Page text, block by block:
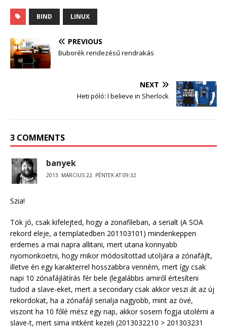
BIND LINUX
PREVIOUS
Buborék rendezésű rendrakás
NEXT
Heti póló: I believe in Sherlock
3 COMMENTS
banyek
2013. MÁRCIUS 22. PÉNTEK AT 09:32
Szia!
Tök jó, csak kifelejted, hogy a zonafileban, a serialt (A SOA
rekord eleje, a templatedben 201103101) mindenkeppen
erdemes a mai napra allitani, mert utana konnyabb
nyomonkoetni, hogy mikor módosítottad utoljára a zónafájlt,
illetve én egy karakterrel hosszabbra venném, mert így csak
napi 10 zónafájlátírás fér bele (legalábbis amiről értesíteni
tudod a slave-eket, mert a secondary csak akkor veszi át az új
rekordokat, ha a zónafájl serialja nagyobb, mint az övé,
viszont ha 10 főlé mész egy nap, akkor sosem fogja utolérni a
slave-t, mert sima intként kezeli (2013032210 > 201303231